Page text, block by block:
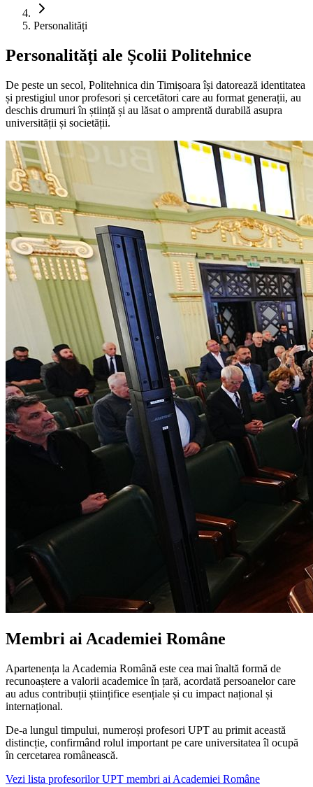
Personalități
Personalități ale Școlii Politehnice
De peste un secol, Politehnica din Timișoara își datorează identitatea
și prestigiul unor profesori și cercetători care au format generații, au
deschis drumuri în știință și au lăsat o amprentă durabilă asupra
universității și societății.
Membri ai Academiei Române
Apartenența la Academia Română este cea mai înaltă formă de
recunoaștere a valorii academice în țară, acordată persoanelor care
au adus contribuții științifice esențiale și cu impact național și
internațional.
De-a lungul timpului, numeroși profesori UPT au primit această
distincție, confirmând rolul important pe care universitatea îl ocupă
în cercetarea românească.
Vezi lista profesorilor UPT membri ai Academiei Române